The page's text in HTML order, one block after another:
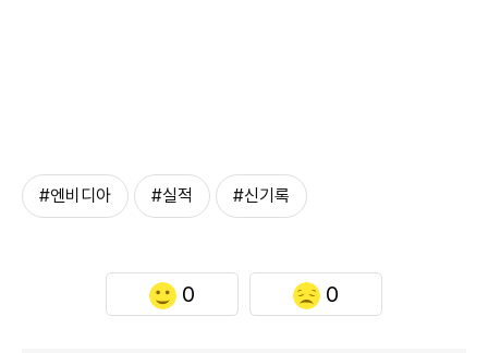
#엔비디아 #실적 #신기록
0 0